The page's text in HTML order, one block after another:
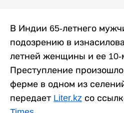
В Индии 65-летнего
подозрению в
летней женщины и ее 10-
Преступление
ферме в одном из
передает Liter.kz со